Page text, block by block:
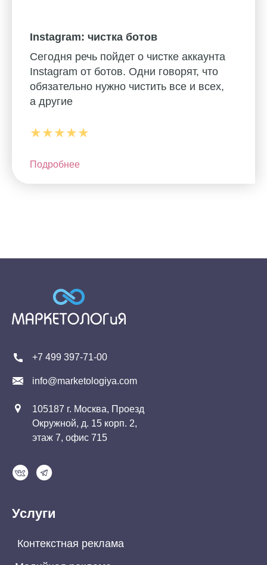
Instagram: чистка ботов
Сегодня речь пойдет о чистке аккаунта
Instagram от ботов. Одни говорят, что
обязательно нужно чистить все и всех,
а другие
★★★★★
Подробнее
Услуги
Контекстная реклама
+7 499 397-71-00
105187 г. Москва, Проезд
Окружной, д. 15 корп. 2,
этаж 7, офис 715
info@marketologiya.com